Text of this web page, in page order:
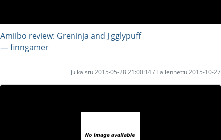
Amiibo review: Greninja and Jigglypuff
― finngamer
Julkaistu 2015-05-28 21:00:14 / Tallennettu 2015-10-27